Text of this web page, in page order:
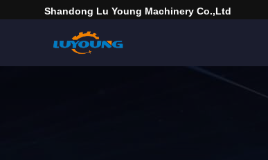
Shandong Lu Young Machinery Co.,ltd